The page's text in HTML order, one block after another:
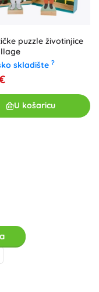
puzzle životinjice
skladište ?
U košaricu